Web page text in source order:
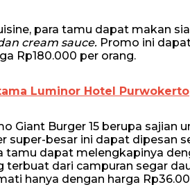
para tamu dapat makan
cream sauce. Promo ini
Rp180.000 per orang.
Luminor Hotel Purwokerto
Giant Burger 15 berupa sajian
super-besar ini dapat dipesan
tamu dapat melengkapinya
terbuat dari campuran segar
hanya dengan harga